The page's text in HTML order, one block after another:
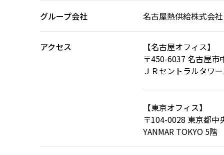
グループ会社 名古屋熱供給株式会社
アクセス
【名古屋オフィス】
〒450-6037 名古屋市
ＪＲセントラルタワ
【東京オフィス】
〒104-0028 東京都中
YANMAR TOKYO 5階